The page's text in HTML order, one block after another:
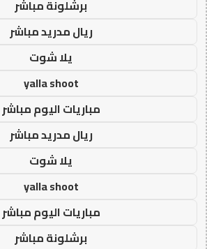
برشلونة مباشر
ريال مدريد مباشر
يلا شوت
yalla shoot
مباريات اليوم مباشر
ريال مدريد مباشر
يلا شوت
yalla shoot
مباريات اليوم مباشر
برشلونة مباشر